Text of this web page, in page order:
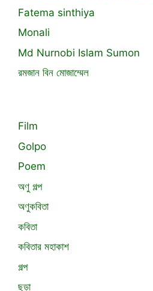
Fatema sinthiya
Monali
Md Nurnobi Islam Sumon
রমজান বিন মোজাম্মেল
Film
Golpo
Poem
অণু গল্প
অণুকবিতা
কবিতা
কবিতার মহাকাশ
গল্প
ছড়া